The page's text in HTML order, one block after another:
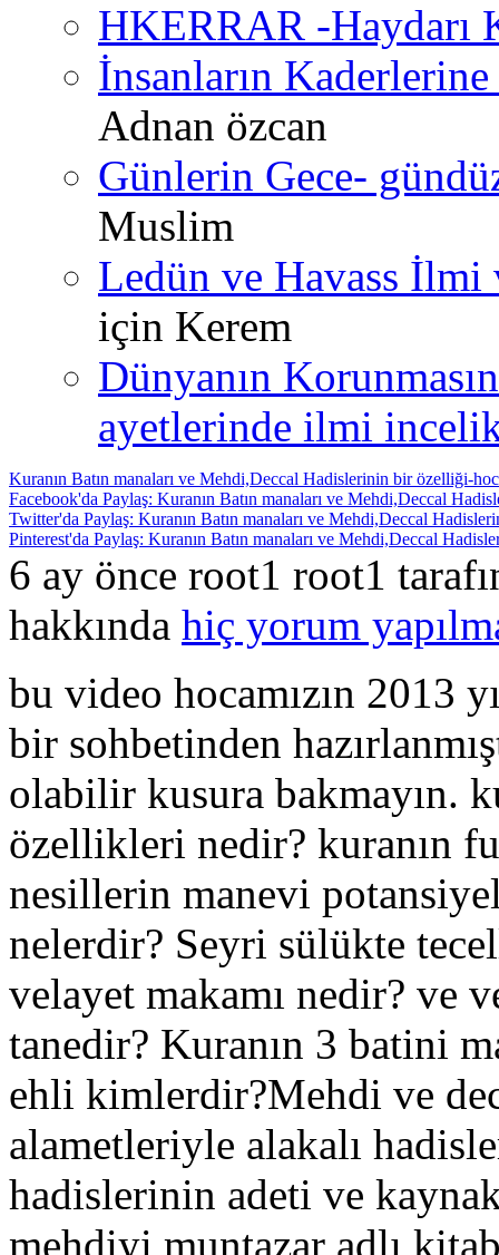
HKERRAR -Haydarı
İnsanların
Adnan özcan
Günlerin Gece-
Muslim
Ledün ve Havass İlmi
için Kerem
Dünyanın
ayetlerinde ilmi
Kuranın Batın manaları ve Mehdi,Deccal Hadislerinin bir özelliği-
Facebook'da Paylaş: Kuranın Batın manaları ve Mehdi,Deccal
Twitter'da Paylaş: Kuranın Batın manaları ve Mehdi,Deccal
Pinterest'da Paylaş: Kuranın Batın manaları ve Mehdi,Deccal
6 ay önce root1 root1
hakkında hiç yorum
bu video hocamızın 2013
bir sohbetinden
olabilir kusura bakmayın.
özellikleri nedir? kuranın
nesillerin manevi
nelerdir? Seyri sülükte
velayet makamı nedir? ve
tanedir? Kuranın 3 batini
ehli kimlerdir?Mehdi ve
alametleriyle alakalı
hadislerinin adeti ve
mehdiyi muntazar adlı